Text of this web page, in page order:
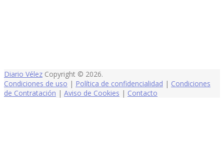
Diario Vélez Copyright © 2026.
Condiciones de uso | Política de confidencialidad | Condiciones
de Contratación | Aviso de Cookies | Contacto